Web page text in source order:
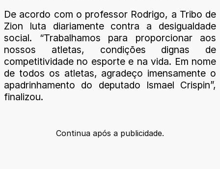
De acordo com o professor Rodrigo, a Tribo de
Zion luta diariamente contra a desigualdade
social. “Trabalhamos para proporcionar aos
nossos atletas, condições dignas de
competitividade no esporte e na vida. Em nome
de todos os atletas, agradeço imensamente o
apadrinhamento do deputado Ismael Crispin”,
finalizou.
Continua após a publicidade.